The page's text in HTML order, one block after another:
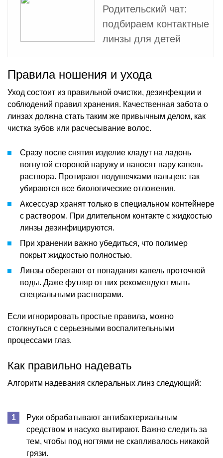
Родительский чат:
подбираем контактные
линзы для детей
Правила ношения и ухода
Уход состоит из правильной очистки, дезинфекции и
соблюдений правил хранения. Качественная забота о
линзах должна стать таким же привычным делом, как
чистка зубов или расчесывание волос.
Сразу после снятия изделие кладут на ладонь
вогнутой стороной наружу и наносят пару капель
раствора. Протирают подушечками пальцев: так
убираются все биологические отложения.
Аксессуар хранят только в специальном контейнере
с раствором. При длительном контакте с жидкостью
линзы дезинфицируются.
При хранении важно убедиться, что полимер
покрыт жидкостью полностью.
Линзы оберегают от попадания капель проточной
воды. Даже футляр от них рекомендуют мыть
специальными растворами.
Если игнорировать простые правила, можно
столкнуться с серьезными воспалительными
процессами глаз.
Как правильно надевать
Алгоритм надевания склеральных линз следующий:
Руки обрабатывают антибактериальным
средством и насухо вытирают. Важно следить за
тем, чтобы под ногтями не скапливалось никакой
грязи.